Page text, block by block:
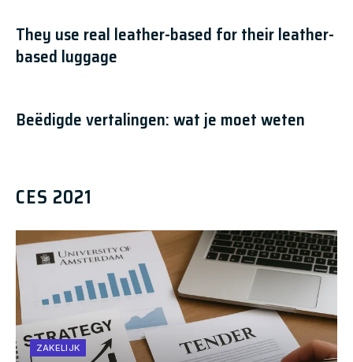
They use real leather-based for their leather-
based luggage
Beëdigde vertalingen: wat je moet weten
CES 2021
ZAKELIJK